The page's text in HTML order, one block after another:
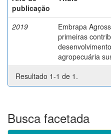
publicação
2019
Embrapa
primeiras
agropecuária
Resultado 1-1 de 1.
Busca facetada